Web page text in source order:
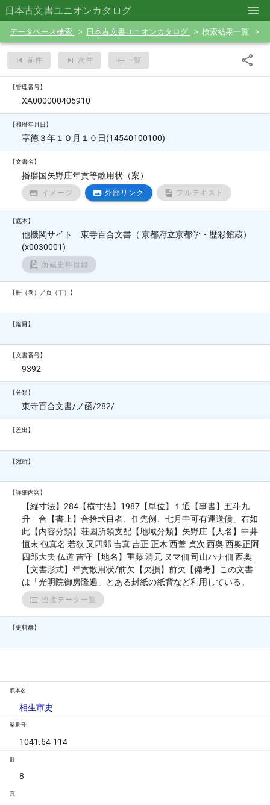
日本古文書ユニオンカタログ
データベース検索 日本古文書ユニオンカタログ 検索結果一覧
前件 次件 一覧
【管理番号】
XA000000405910
【和暦年月日】
享徳３年１０月１０日(14540100100)
【文書名】
播磨国矢野庄年貢等散用状（案）
イメージ 外部リンク フルテキスト
【底本】
他機関サイト 東寺百合文書（ 京都府立京都学・歴彩館蔵）
(x0030001)
所蔵史料目録
【冊（巻）／頁（丁）】
【篇目】
【文書番号】
9392
【分類】
東寺百合文書/ノ函/282/
【差出】
【宛所】
【詳細内容】
【縦寸法】284【横寸法】1987【単位】１通【事書】五斗九
升 合【書止】合拾弐目者、任先例、七月中可有運送候」右如
此【内容分類】荘園所領支配【地域分類】矢野庄【人名】中井
恒末 包真名 若狭 又四郎 吉真 吉正 正木 西善 貞次 西奥 西奥正阿
四郎大夫 仏道 吉守【地名】重藤 清元 ヌマ佃 司山ハナ佃 西奥
【文書形式】年貢散用状/前欠【欠損】前欠【備考】この文書
は「光明院御房隆遍」とある封紙の紙背など利用している。
連接データ一覧
【史料群】
底本名
相生市史
架番号
1041.64-114
冊
8
頁